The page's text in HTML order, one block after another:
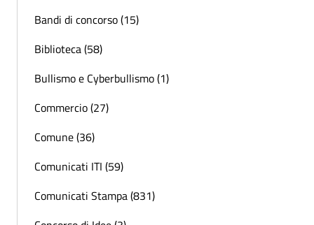
Bandi di concorso (15)
Biblioteca (58)
Bullismo e Cyberbullismo (1)
Commercio (27)
Comune (36)
Comunicati ITI (59)
Comunicati Stampa (831)